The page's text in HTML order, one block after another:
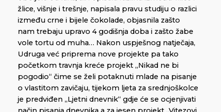
žlice, višnje i trešnje, napisala pravu studiju o razlici
između crne i bijele čokolade, objasnila zašto
nam trebaju upravo 4 godišnja doba i zašto žabe
vole tortu od muha… Nakon uspješnog natječaja,
Udruga već priprema nove projekte pa tako
početkom travnja kreće projekt „Nikad ne bi
pogodio“ čime se želi potaknuti mlade na pisanje
o vlastitom zavičaju, tijekom ljeta za srednjoškolce
je predviđen „Ljetni dnevnik“ gdje će se ocjenjivati